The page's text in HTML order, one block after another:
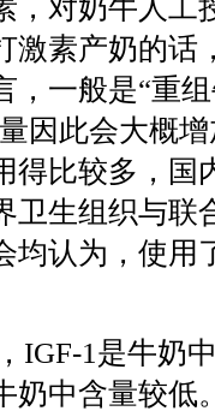
，对奶牛人工
激素产奶的话
，一般是“重
因此会大概
得比较多，国
卫生组织与联
均认为，使用
IGF-1是牛奶
奶中含量较低